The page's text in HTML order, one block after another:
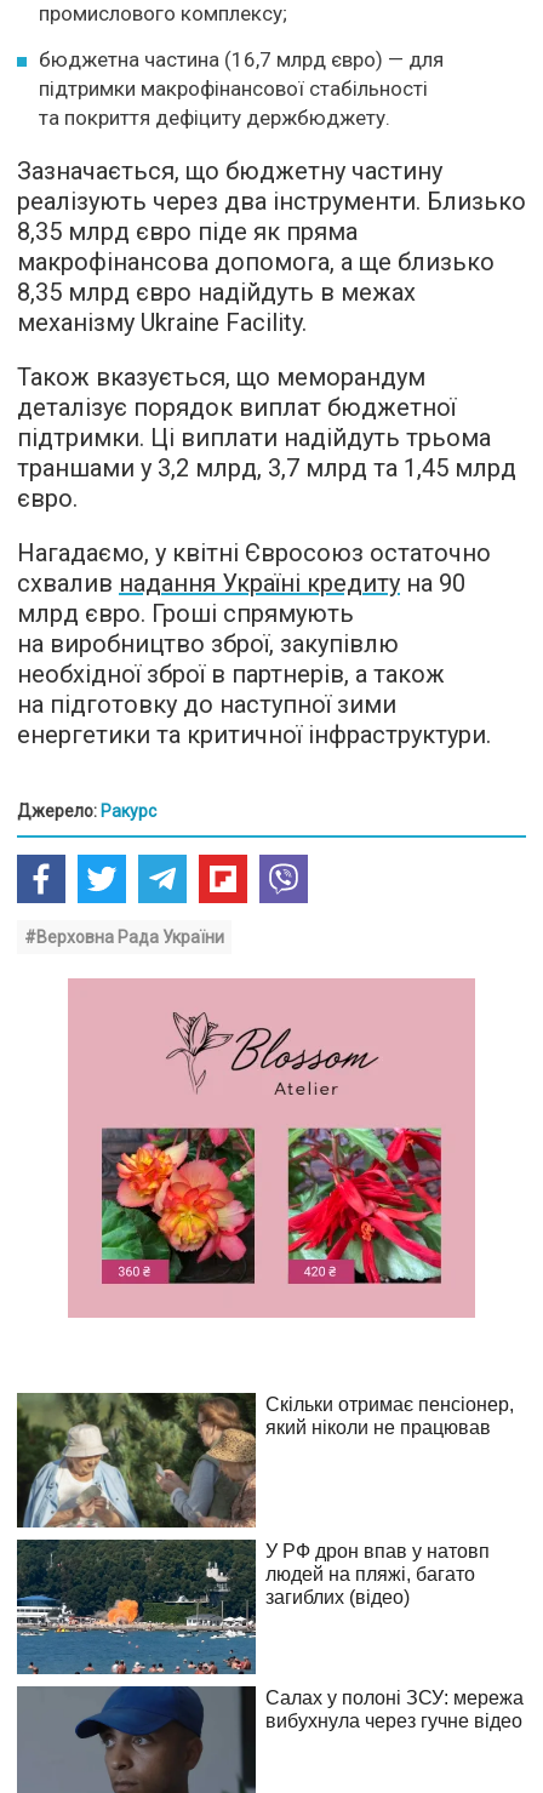
промислового комплексу;
бюджетна частина (16,7 млрд євро) — для
підтримки макрофінансової стабільності
та покриття дефіциту держбюджету.
Зазначається, що бюджетну частину
реалізують через два інструменти. Близько
8,35 млрд євро піде як пряма
макрофінансова допомога, а ще близько
8,35 млрд євро надійдуть в межах
механізму Ukraine Facility.
Також вказується, що меморандум
деталізує порядок виплат бюджетної
підтримки. Ці виплати надійдуть трьома
траншами у 3,2 млрд, 3,7 млрд та 1,45 млрд
євро.
Нагадаємо, у квітні Євросоюз остаточно
схвалив надання Україні кредиту на 90
млрд євро. Гроші спрямують
на виробництво зброї, закупівлю
необхідної зброї в партнерів, а також
на підготовку до наступної зими
енергетики та критичної інфраструктури.
Джерело: Ракурс
#Верховна Рада України